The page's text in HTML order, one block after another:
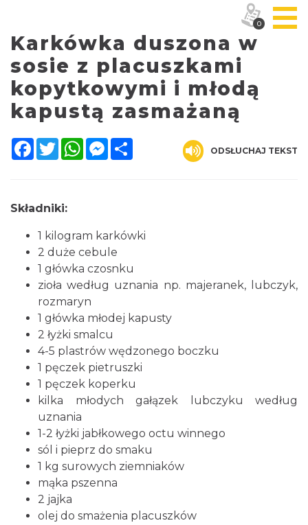
Karkówka duszona w
sosie z placuszkami
kopytkowymi i młodą
kapustą zasmażaną
Facebook
TwitterWhatsAppMessenger
ODSŁUCHAJ TEKST
Składniki:
1 kilogram karkówki
2 duże cebule
1 główka czosnku
zioła według uznania np. majeranek, lubczyk,
rozmaryn
1 główka młodej kapusty
2 łyżki smalcu
4-5 plastrów wędzonego boczku
1 pęczek pietruszki
1 pęczek koperku
kilka młodych gałązek lubczyku według
uznania
1-2 łyżki jabłkowego octu winnego
sól i pieprz do smaku
1 kg surowych ziemniaków
mąka pszenna
2 jajka
olej do smażenia placuszków
0